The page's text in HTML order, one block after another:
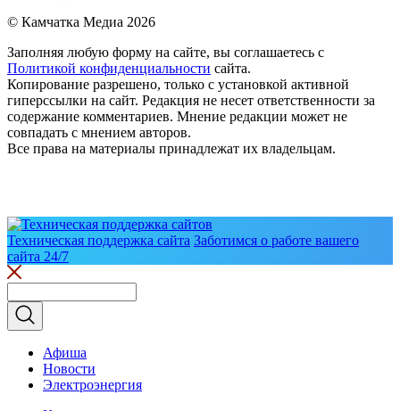
© Камчатка Медиа 2026
Заполняя любую форму на сайте, вы соглашаетесь с
Политикой конфиденциальности сайта.
Копирование разрешено, только с установкой активной
гиперссылки на сайт. Редакция не несет ответственности за
содержание комментариев. Мнение редакции может не
совпадать с мнением авторов.
Все права на материалы принадлежат их владельцам.
Техническая поддержка сайта Заботимся о работе вашего
сайта 24/7
Афиша
Новости
Электроэнергия